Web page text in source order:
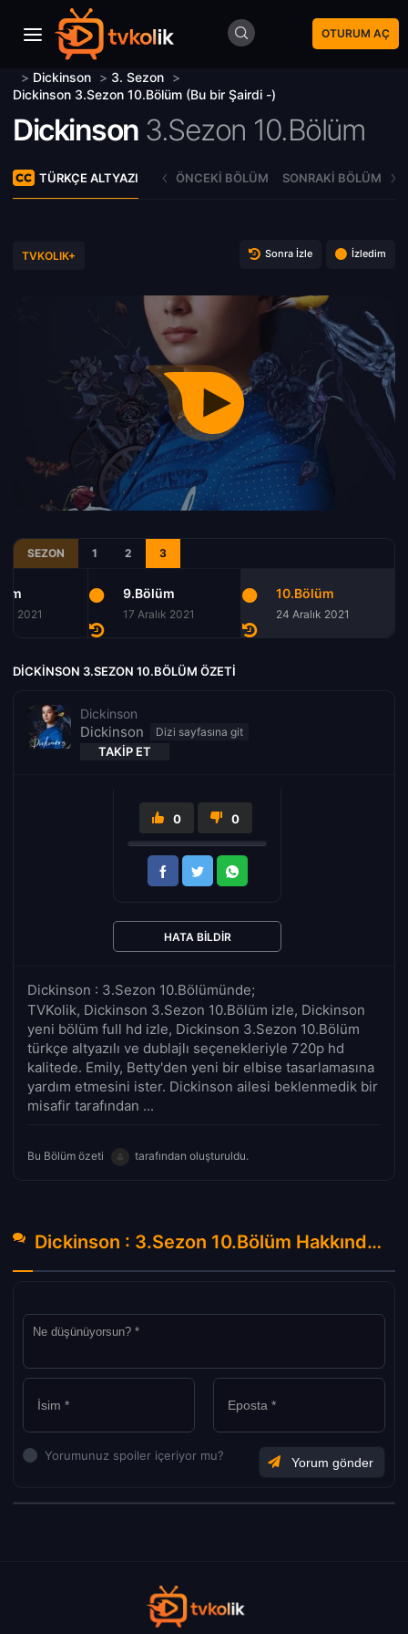
OTURUM AÇ
> Dickinson > 3. Sezon >
Dickinson 3.Sezon 10.Bölüm (Bu bir Şairdi -)
Dickinson 3.Sezon 10.Bölüm
TÜRKÇE ALTYAZI ÖNCEKI BÖLÜM SONRAKI BÖLÜM
TVKOLIK+ Sonra İzle İzledim
SEZON 1 2 3
2021
9.Bölüm
17 Aralık 2021
10.Bölüm
24 Aralık 2021
DICKINSON 3.SEZON 10.BÖLÜM ÖZETI
Dickinson
Dickinson
TAKIP ET
Dickinson : 3.Sezon 10.Bölümünde;
TVKolik, Dickinson 3.Sezon 10.Bölüm izle, Dickinson
yeni bölüm full hd izle, Dickinson 3.Sezon 10.Bölüm
türkçe altyazılı ve dublajlı seçenekleriyle 720p hd
kalitede. Emily, Betty'den yeni bir elbise tasarlamasına
yardım etmesini ister. Dickinson ailesi beklenmedik bir
misafir tarafından ...
Bu Bölüm özeti tarafından oluşturuldu.
0 0
HATA BILDIR
Dickinson : 3.Sezon 10.Bölüm Hakkında Yorumlar
Yorumunuz spoiler içeriyor mu?